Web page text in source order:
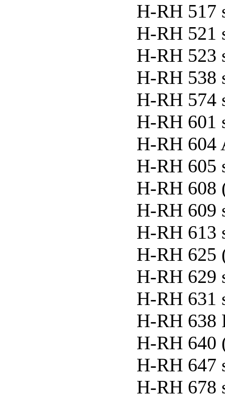
H-RH 517
H-RH 521
H-RH 523
H-RH 538
H-RH 574
H-RH 601
H-RH 604
H-RH 605
H-RH 608
H-RH 609
H-RH 613
H-RH 625
H-RH 629
H-RH 631
H-RH 638
H-RH 640
H-RH 647
H-RH 678